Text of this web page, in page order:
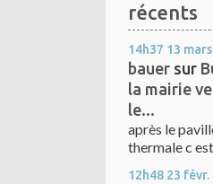
récents
14h37 13
bauer sur
la mairie
le...
après le
thermale c
12h48 23 févr.